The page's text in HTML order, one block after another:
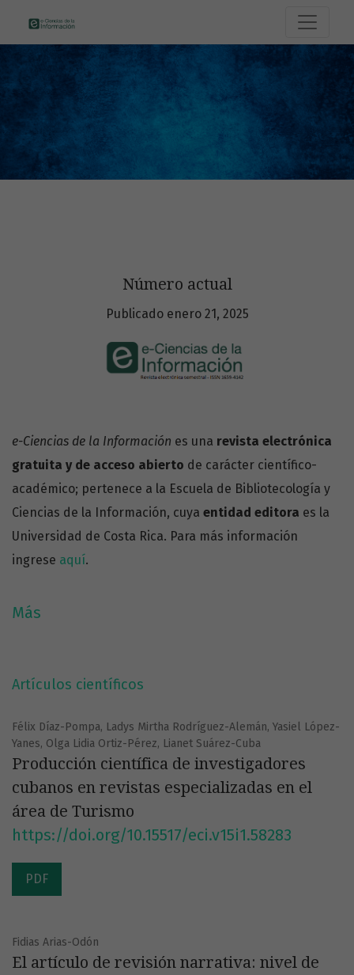
Número actual
Publicado enero 21, 2025
e-Ciencias de la Información es una revista electrónica
gratuita y de acceso abierto de carácter científico-
académico; pertenece a la Escuela de Bibliotecología y
Ciencias de la Información, cuya entidad editora es la
Universidad de Costa Rica. Para más información
ingrese aquí.
Esta revista está indexada en
https://revistas.ucr.ac.cr/index.php/eciencias/oai
Más
Artículos científicos
Félix Díaz-Pompa, Ladys Mirtha Rodríguez-Alemán, Yasiel López-
Yanes, Olga Lidia Ortiz-Pérez, Lianet Suárez-Cuba
Producción científica de investigadores
cubanos en revistas especializadas en el
área de Turismo
https://doi.org/10.15517/eci.v15i1.58283
PDF
Fidias Arias-Odón
El artículo de revisión narrativa: nivel de